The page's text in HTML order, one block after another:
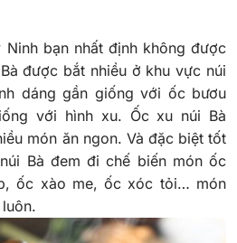
Ninh bạn nhất định không được
được bắt nhiều ở khu vực núi
dáng gần giống với ốc bươu
với hình xu. Ốc xu núi Bà
món ăn ngon. Và đặc biệt tốt
Bà đem đi chế biến món ốc
ốc xào me, ốc xóc tỏi… món